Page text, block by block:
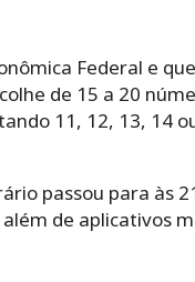
Federal e
de 15 a 20
11, 12, 13, 14
passou para às
de aplicativos